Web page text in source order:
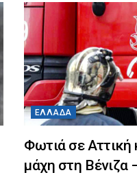
ΕΛΛΆΔΑ
Φωτιά σε Αττική
μάχη στη Βένιζα